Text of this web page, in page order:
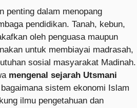
penting dalam menopang
pendidikan. Tanah, kebun,
oleh penguasa maupun
untuk membiayai madrasah,
sosial masyarakat Madinah.
mengenal sejarah Utsmani
sistem ekonomi Islam
ilmu pengetahuan dan